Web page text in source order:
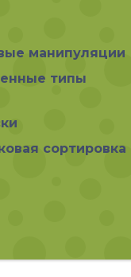
манипуляции
типы
сортировка